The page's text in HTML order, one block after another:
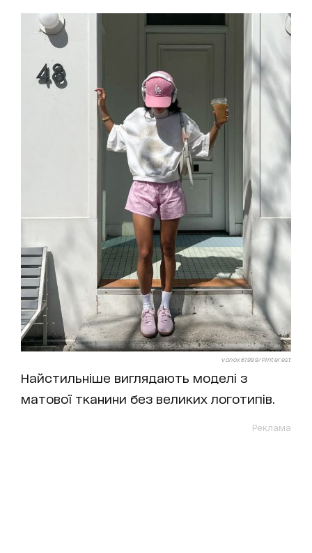
vonox61999/Pinterest
Найстильніше виглядають моделі з
матової тканини без великих логотипів.
Реклама